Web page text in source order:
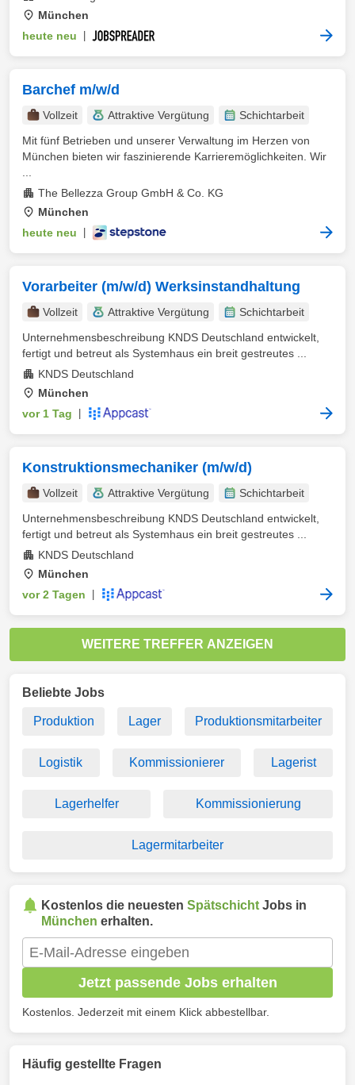
München
heute neu
Barchef m/w/d
Vollzeit Attraktive Vergütung
Schichtarbeit
Mit fünf Betrieben und unserer Verwaltung im Herzen von
München bieten wir faszinierende Karrieremöglichkeiten. Wir
The Bellezza Group GmbH & Co. KG
München
heute neu
Vorarbeiter (m/w/d) Werksinstandhaltung
Vollzeit Attraktive Vergütung
Schichtarbeit
Unternehmensbeschreibung KNDS Deutschland entwickelt,
fertigt und betreut als Systemhaus ein breit gestreutes ...
KNDS Deutschland
München
vor 1 Tag
Konstruktionsmechaniker (m/w/d)
Vollzeit Attraktive Vergütung
Schichtarbeit
Unternehmensbeschreibung KNDS Deutschland entwickelt,
fertigt und betreut als Systemhaus ein breit gestreutes ...
KNDS Deutschland
München
vor 2 Tagen
WEITERE TREFFER ANZEIGEN
Beliebte Jobs
Produktion Lager Produktionsmitarbeiter
Logistik Kommissionierer Lagerist
Lagerhelfer Kommissionierung
Lagermitarbeiter
Kostenlos die neuesten Spätschicht Jobs in
München erhalten.
Jetzt passende Jobs erhalten
Kostenlos. Jederzeit mit einem Klick abbestellbar.
Häufig gestellte Fragen